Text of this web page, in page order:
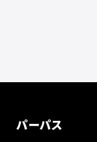
パーパス